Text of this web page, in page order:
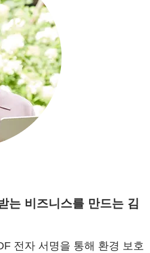
는 비즈니스를 만드는 김
전자 서명을 통해 환경 보호